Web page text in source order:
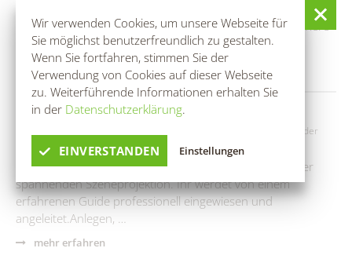
Wir verwenden Cookies, um unsere Webseite für
Sie möglichst benutzerfreundlich zu gestalten.
Wenn Sie fortfahren, stimmen Sie der
Verwendung von Cookies auf dieser Webseite
zu. Weiterführende Informationen erhalten Sie
in der Datenschutzerklärung.
EINVERSTANDEN Einstellungen
Wir vermitteln auf der ca. einstündigen Tour über unseren
Hof Wissenswertes rund um Alpakas und die anderen Tiere
des Hofes. …
mehr erfahren
BOGENKINO SPREEWALD
Kinder
Im Bogenkino erwartet euch eine Kinoleinwand mit einer
spannenden Szeneprojektion. Ihr werdet von einem
erfahrenen Guide professionell eingewiesen und
angeleitet.Anlegen, …
mehr erfahren